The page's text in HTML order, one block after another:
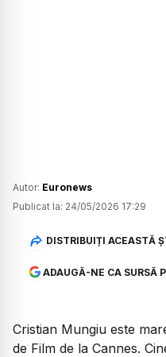
Autor: Euronews
Publicat la: 24/05/2026 17:29
DISTRIBUIȚI ACEASTĂ
ADAUGĂ-NE CA SURSĂ
Cristian Mungiu este
de Film de la Cannes.